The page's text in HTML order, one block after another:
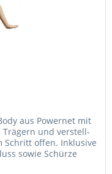
aus Powernet mit
und verstell-
Schritt offen. Inklusive
sowie Schürze